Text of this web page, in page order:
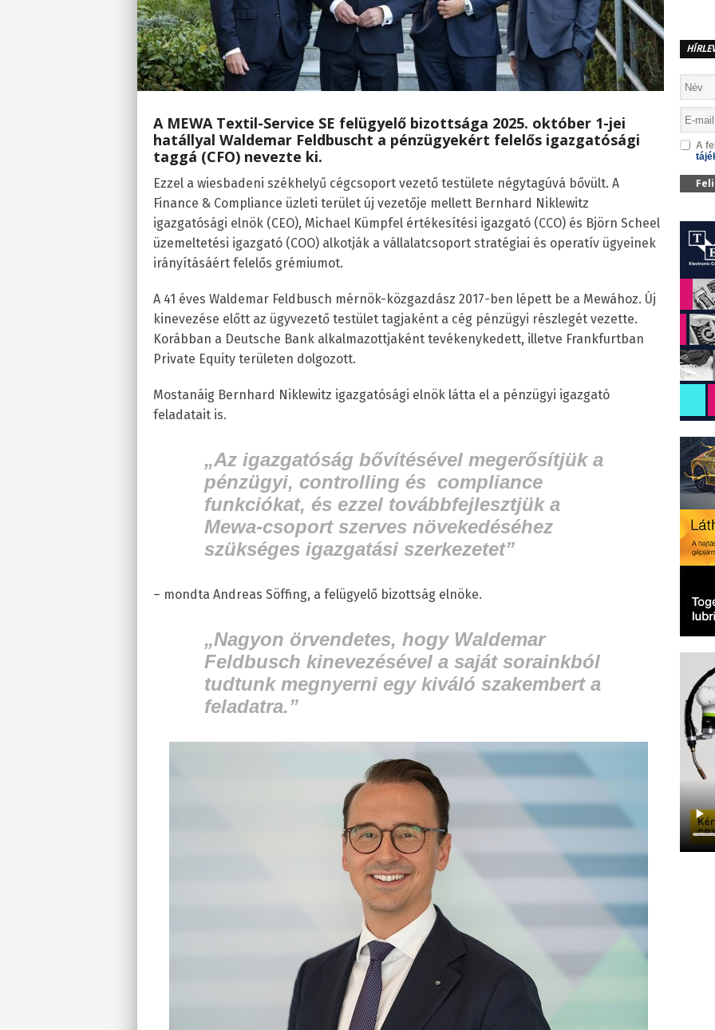
A MEWA Textil-Service SE felügyelő bizottsága 2025. október 1-jei
hatállyal Waldemar Feldbuscht a pénzügyekért felelős igazgatósági
taggá (CFO) nevezte ki.
Ezzel a wiesbadeni székhelyű cégcsoport vezető testülete négytagúvá bővült. A
Finance & Compliance üzleti terület új vezetője mellett Bernhard Niklewitz
igazgatósági elnök (CEO), Michael Kümpfel értékesítési igazgató (CCO) és Björn Scheel
üzemeltetési igazgató (COO) alkotják a vállalatcsoport stratégiai és operatív ügyeinek
irányításáért felelős grémiumot.
A 41 éves Waldemar Feldbusch mérnök-közgazdász 2017-ben lépett be a Mewához. Új
kinevezése előtt az ügyvezető testület tagjaként a cég pénzügyi részlegét vezette.
Korábban a Deutsche Bank alkalmazottjaként tevékenykedett, illetve Frankfurtban
Private Equity területen dolgozott.
Mostanáig Bernhard Niklewitz igazgatósági elnök látta el a pénzügyi igazgató
feladatait is.
„Az igazgatóság bővítésével megerősítjük a
pénzügyi, controlling és compliance
funkciókat, és ezzel továbbfejlesztjük a
Mewa-csoport szerves növekedéséhez
szükséges igazgatási szerkezetet”
– mondta Andreas Söffing, a felügyelő bizottság elnöke.
„Nagyon örvendetes, hogy Waldemar
Feldbusch kinevezésével a saját sorainkból
tudtunk megnyerni egy kiváló szakembert a
feladatra.”
A